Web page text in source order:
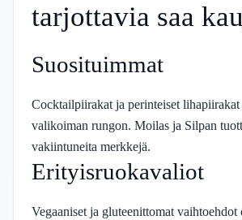
tarjottavia saa
Suosituimmat
Cocktailpiirakat ja perinteiset lihapiirakat
valikoiman rungon. Moilas ja Silpan
vakiintuneita merkkejä.
Erityisruokavaliot
Vegaaniset ja gluteenittomat vaihtoehdot